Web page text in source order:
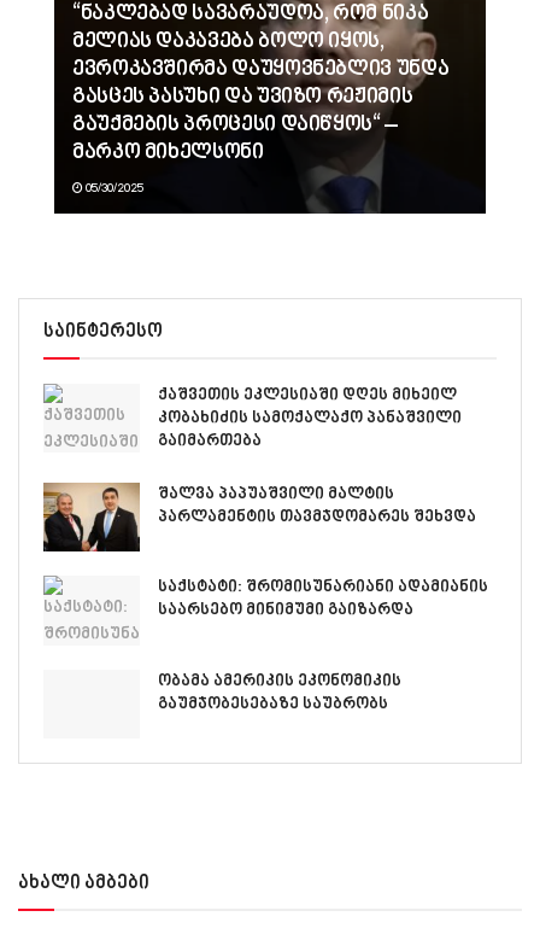
“ნაკლებად სავარაუდოა, რომ ნიკა
მელიას დაკავება ბოლო იყოს,
ევროკავშირმა დაუყოვნებლივ უნდა
გასცეს პასუხი და უვიზო რეჟიმის
გაუქმების პროცესი დაიწყოს“ –
მარკო მიხელსონი
05/30/2025
საინტერესო
ქაშვეთის ეკლესიაში დღეს მიხეილ
კობახიძის სამოქალაქო პანაშვილი
გაიმართება
შალვა პაპუაშვილი მალტის
პარლამენტის თავმჯდომარეს შეხვდა
საქსტატი: შრომისუნარიანი ადამიანის
საარსებო მინიმუმი გაიზარდა
ობამა ამერიკის ეკონომიკის
გაუმჯობესებაზე საუბრობს
ახალი ამბები